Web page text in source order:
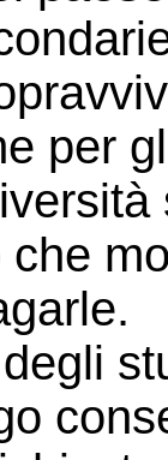
per